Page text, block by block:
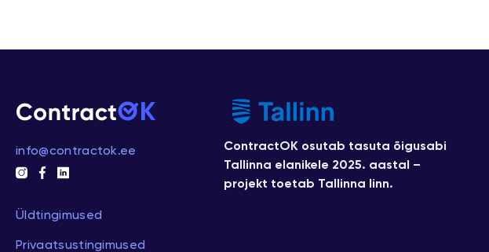
info@contractok.ee
Üldtingimused
Privaatsustingimused
ContractOK osutab tasuta õigusabi
Tallinna elanikele 2025. aastal –
projekt toetab Tallinna linn.